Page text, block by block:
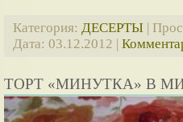
Категория: ДЕСЕРТЫ |
Дата: 03.12.2012 |
ТОРТ «МИНУТКА» В